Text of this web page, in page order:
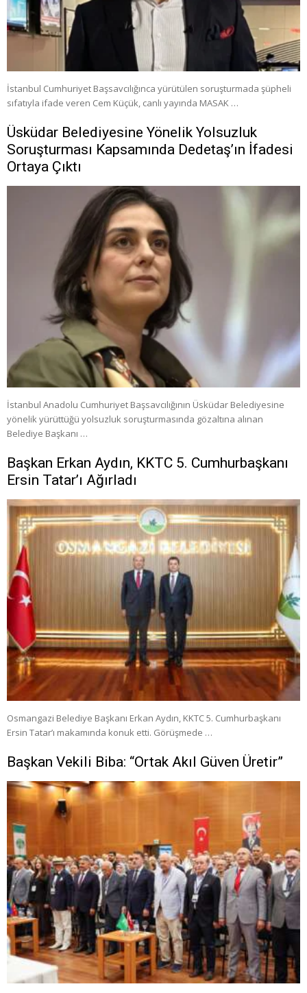
İstanbul Cumhuriyet Başsavcılığınca yürütülen soruşturmada şüpheli
sıfatıyla ifade veren Cem Küçük, canlı yayında MASAK …
Üsküdar Belediyesine Yönelik Yolsuzluk
Soruşturması Kapsamında Dedetaş’ın İfadesi
Ortaya Çıktı
İstanbul Anadolu Cumhuriyet Başsavcılığının Üsküdar Belediyesine
yönelik yürüttüğü yolsuzluk soruşturmasında gözaltına alınan
Belediye Başkanı …
Başkan Erkan Aydın, KKTC 5. Cumhurbaşkanı
Ersin Tatar’ı Ağırladı
Osmangazi Belediye Başkanı Erkan Aydın, KKTC 5. Cumhurbaşkanı
Ersin Tatar’ı makamında konuk etti. Görüşmede …
Başkan Vekili Biba: “Ortak Akıl Güven Üretir”